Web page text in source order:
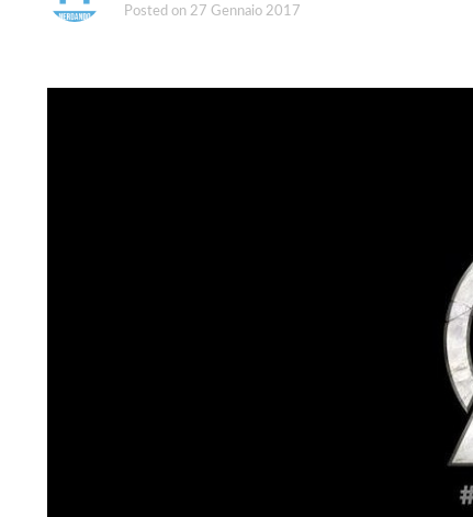
Posted on 27 Gennaio 2017